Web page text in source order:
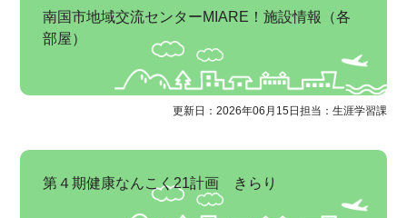
南国市地域交流センターMIARE！施設情報（各
部屋）
更新日：2026年06月15日 担当：生涯学習課
第４期健康なんこく21計画 きらり